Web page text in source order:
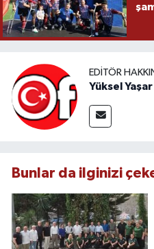
EDITÖR
Yüksel Yaşar
Bunlar da ilginizi